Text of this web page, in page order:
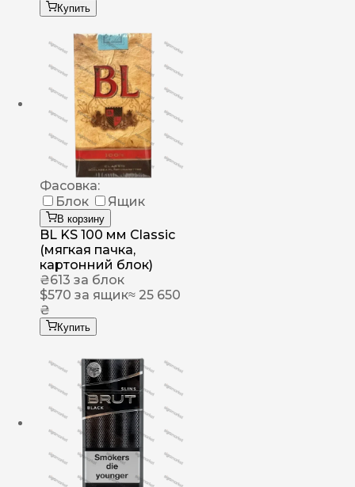
Купить
Фасовка:
Блок
Ящик
В корзину
BL KS 100 мм Classic
(мягкая пачка,
картонний блок)
₴613 за блок
$570 за ящик≈ 25 650
₴
Купить